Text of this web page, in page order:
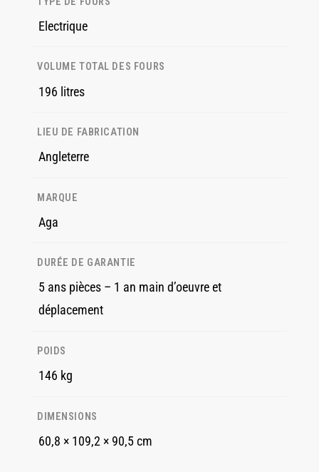
Electrique
VOLUME TOTAL DES FOURS
196 litres
LIEU DE FABRICATION
Angleterre
MARQUE
Aga
DURÉE DE GARANTIE
5 ans pièces – 1 an main d’oeuvre et
déplacement
POIDS
146 kg
DIMENSIONS
60,8 × 109,2 × 90,5 cm